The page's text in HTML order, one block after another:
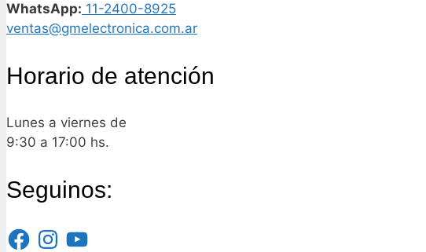
WhatsApp: 11-2400-8925
ventas@gmelectronica.com.ar
Horario de atención
Lunes a viernes de
9:30 a 17:00 hs.
Seguinos:
Facebook
InstagramYouTube